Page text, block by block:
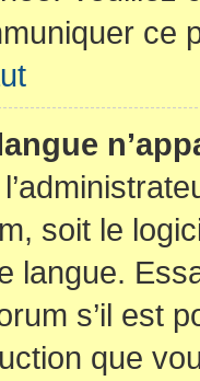
ce
soit le
langue.
s’il est
que